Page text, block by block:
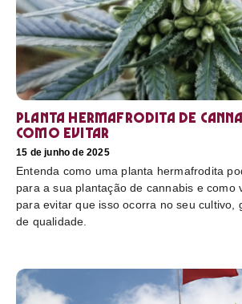
Planta hermafrodita de
como evitar
15 de junho de 2025
Entenda como uma planta hermafrodita
para a sua plantação de cannabis e como
para evitar que isso ocorra no seu cultivo,
de qualidade.